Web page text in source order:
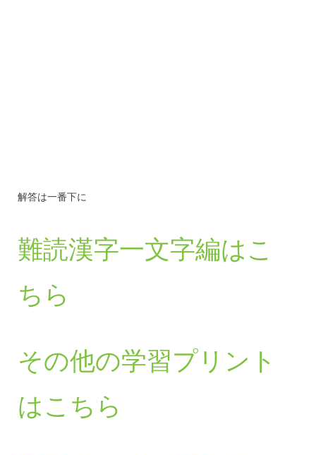
解答は一番下に
難読漢字一文字編はこ
ちら
その他の学習プリント
はこちら